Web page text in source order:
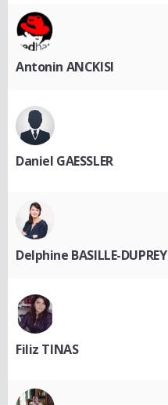
Antonin ANCKISI
Daniel GAESSLER
Delphine BASILLE-DUPREY
Filiz TINAS